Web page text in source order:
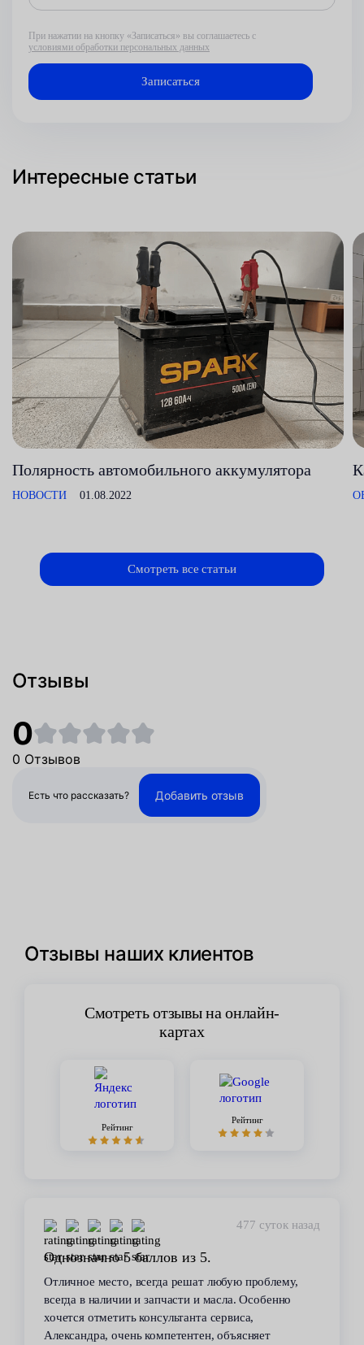
При нажатии на кнопку «Записаться» вы соглашаетесь с
условиями обработки персональных данных
Интересные статьи
Полярность автомобильного аккумулятора
НОВОСТИ 01.08.2022
Смотреть все статьи
Отзывы
0
0 Отзывов
Есть что рассказать? Добавить отзыв
Отзывы наших клиентов
Смотреть отзывы на онлайн-
картах
Рейтинг
Рейтинг
477 суток назад
Однозначно 5 баллов из 5.
Отличное место, всегда решат любую проблему,
всегда в наличии и запчасти и масла. Особенно
хочется отметить консультанта сервиса,
Александра, очень компетентен, объясняет